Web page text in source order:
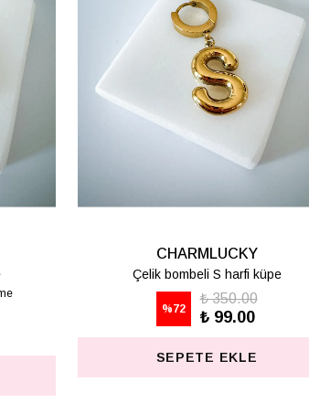
CHARMLUCKY
KARE KÜPE
%80
₺ 625.00
₺ 125.00
SEPETE EKLE